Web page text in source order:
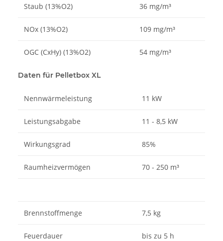
Staub (13%O2) 36 mg/m³
NOx (13%O2) 109 mg/m³
OGC (CxHy) (13%O2) 54 mg/m³
Daten für Pelletbox XL
Nennwärmeleistung 11 kW
Leistungsabgabe 11 - 8,5 kW
Wirkungsgrad 85%
Raumheizvermögen 70 - 250 m³
Brennstoffmenge 7,5 kg
Feuerdauer bis zu 5 h